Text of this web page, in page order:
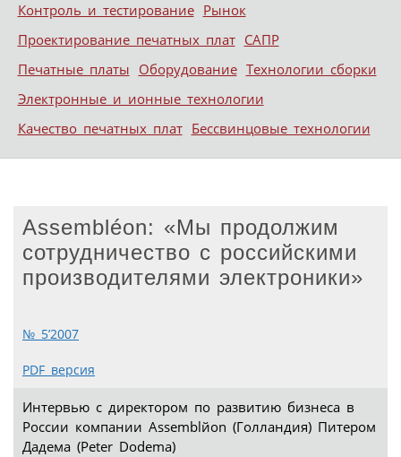
Контроль и тестирование Рынок
Проектирование печатных плат САПР
Печатные платы Оборудование Технологии сборки
Электронные и ионные технологии
Качество печатных плат Бессвинцовые технологии
Assembléon: «Мы продолжим
сотрудничество с российскими
производителями электроники»
№ 5’2007
PDF версия
Интервью с директором по развитию бизнеса в
России компании Assemblйon (Голландия) Питером
Дадема (Peter Dodema)